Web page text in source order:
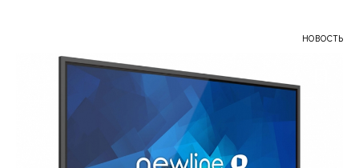
НОВОСТЬ